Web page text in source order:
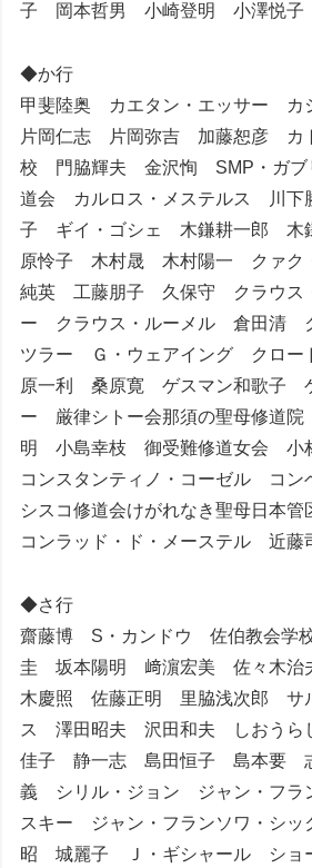
子 岡本哲男 小崎登明 小澤悦子
◆か行
甲斐陸奥 カエタン・エッサー カ
片岡仁志 片岡弥吉 加藤恕彦 カ
校 門脇輝夫 金沢恂 SMP・ガブ
道会 カルロス・メステルス 川
子 ギイ・ゴシェ 木鎌耕一郎
原怜子 木村晟 木村陽一 クァク
純英 工藤朋子 久保守 クラウス
ー クラウス・ルーメル 倉田清
ツラー Ｇ・ウェアイング クロー
原一利 桑原寛 ゲスマン和歌子
ー 厳律シトー会那須の聖母修道
明 小島幸枝 御受難修道女会 小
コンスタンティノ・コーゼル コン
シスコ修道会けがれなき聖母日本
コンラッド・ド・メーステル 近藤
◆さ行
齋藤博 S・カンドウ 佐伯教会
圭 坂本陽明 﨑濵宏美 佐々木治
木慶照 佐藤正明 里脇浅次郎 サ
ス 澤田昭夫 沢田和夫 しおうら
佳子 静一志 島田恒子 島本要
義 シリル・ジョン ジャン・フラ
スキー ジャン・フランソワ・シ
昭 城麗子 Ｊ・ギシャール ショ